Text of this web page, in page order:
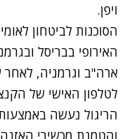
ויפן.
הסוכנות לביטחון
האירופי בבריסל
ארה"ב וגרמניה,
לטלפון האישי של
הריגול נעשה
והטמנת מכשירי